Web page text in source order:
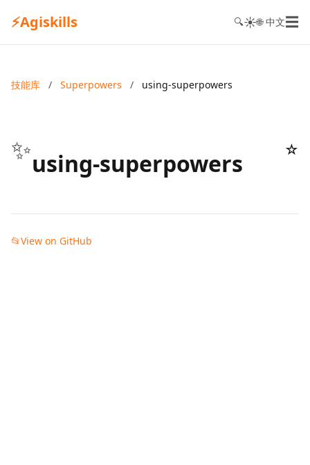
⚡Agiskills 🔍☀️🌐 中文☰
技能库 / Superpowers / using-superpowers
✨using-superpowers ☆
📂View on GitHub